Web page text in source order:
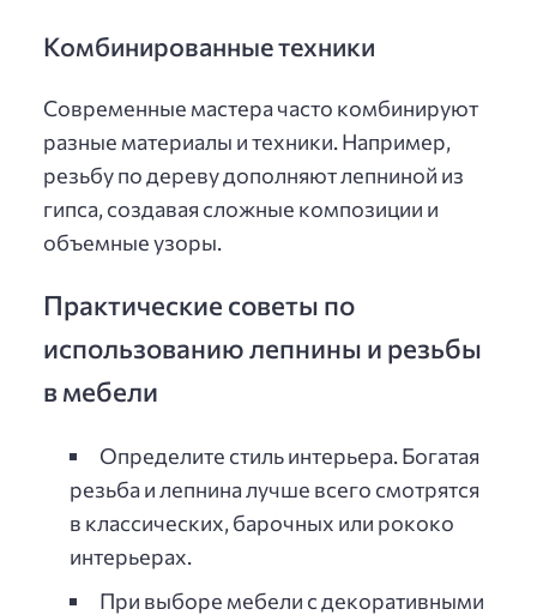
Комбинированные техники
Современные мастера часто комбинируют
разные материалы и техники. Например,
резьбу по дереву дополняют лепниной из
гипса, создавая сложные композиции и
объемные узоры.
Практические советы по
использованию лепнины и резьбы
в мебели
Определите стиль интерьера. Богатая
резьба и лепнина лучше всего смотрятся
в классических, барочных или рококо
интерьерах.
При выборе мебели с декоративными